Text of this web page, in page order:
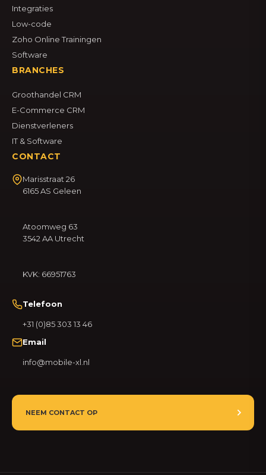
Integraties
Low-code
Zoho Online Trainingen
Software
BRANCHES
Groothandel CRM
E-Commerce CRM
Dienstverleners
IT & Software
CONTACT
Marisstraat 26
6165 AS Geleen
Atoomweg 63
3542 AA Utrecht
KVK: 66951763
Telefoon
+31 (0)85 303 13 46
Email
info@mobile-xl.nl
NEEM CONTACT OP